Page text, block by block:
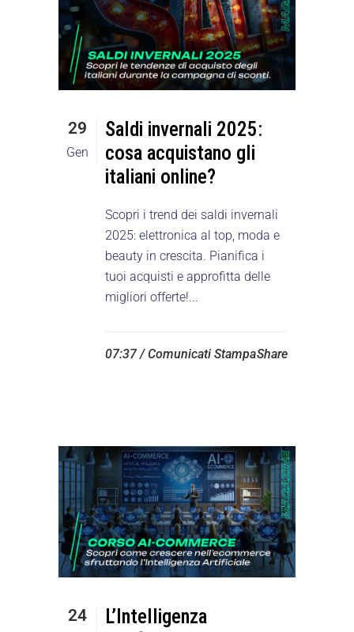
29
Gen
Saldi invernali 2025:
cosa acquistano gli
italiani online?
Scopri i trend dei saldi invernali
2025: elettronica al top, moda e
beauty in crescita. Pianifica i
tuoi acquisti e approfitta delle
migliori offerte!...
07:37 /Comunicati StampaShare
24
L’Intelligenza